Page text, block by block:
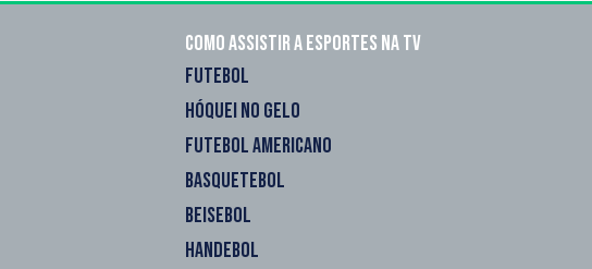
Como assistir a esportes na TV
FUTEBOL
HÓQUEI NO GELO
FUTEBOL AMERICANO
BASQUETEBOL
BEISEBOL
HANDEBOL